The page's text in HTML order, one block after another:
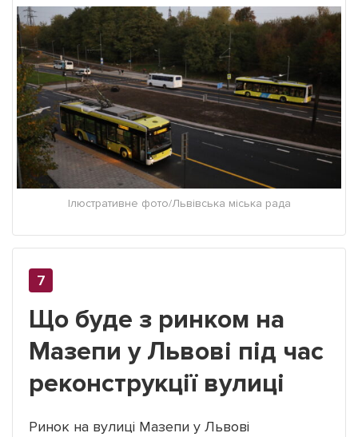
Ілюстративне фото/Львівська міська рада
Що буде з ринком на
Мазепи у Львові під час
реконструкції вулиці
Ринок на вулиці Мазепи у Львові